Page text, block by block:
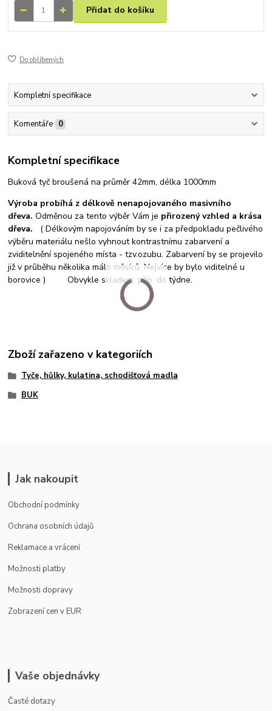
Přidat do košíku
Do oblíbených
Kompletní specifikace
Komentáře 0
Kompletní specifikace
Buková tyč broušená na průměr 42mm, délka 1000mm
Výroba probíhá z délkově nenapojovaného masivního
dřeva.Odměnou za tento výběr Vám je přirozený vzhled a krása
dřeva. ( Délkovým napojováním by se i za předpokladu pečlivého
výběru materiálu nešlo vyhnout kontrastnímu zabarvení a
zviditelnění spojeného místa - tzv.ozubu. Zabarvení by se projevilo
již v průběhu několika málo měsíců. Nejvíce by bylo viditelné u
borovice ) Obvykle skladem, příp. do týdne.
Zboží zařazeno v kategoriích
Tyče, hůlky, kulatina, schodišťová madla
BUK
Jak nakoupit
Obchodní podmínky
Ochrana osobních údajů
Reklamace a vrácení
Možnosti platby
Možnosti dopravy
Zobrazení cen v EUR
Vaše objednávky
Časté dotazy